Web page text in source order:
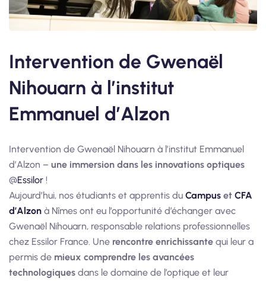
Intervention de Gwenaël
Nihouarn à l’institut
Emmanuel d’Alzon
Intervention de Gwenaël Nihouarn à l’institut Emmanuel
d’Alzon – une immersion dans les innovations optiques
@Essilor !
Aujourd’hui, nos étudiants et apprentis du Campus et CFA
d’Alzon à Nîmes ont eu l’opportunité d’échanger avec
Gwenaël Nihouarn, responsable relations professionnelles
chez Essilor France. Une rencontre enrichissante qui leur a
permis de mieux comprendre les avancées
technologiques dans le domaine de l’optique et leur